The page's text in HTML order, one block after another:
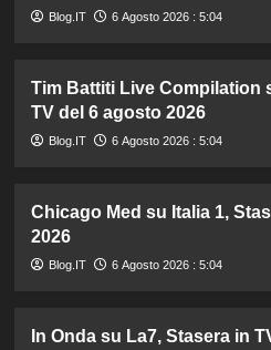
Blog.IT 6 Agosto 2026 : 5:04
Tim Battiti Live Compilation
TV del 6 agosto 2026
Blog.IT 6 Agosto 2026 : 5:04
Chicago Med su Italia 1,
2026
Blog.IT 6 Agosto 2026 : 5:04
In Onda su La7, Stasera in